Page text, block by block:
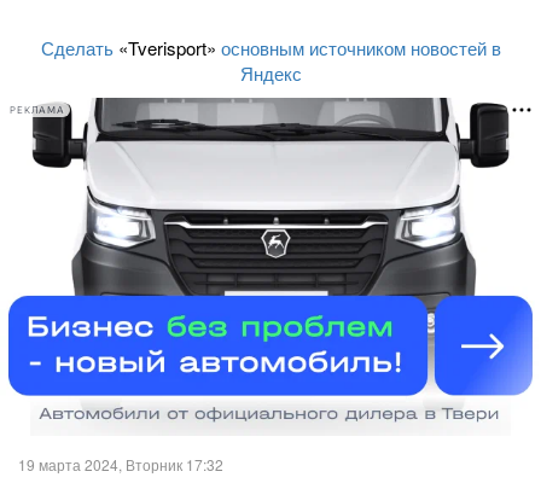
Сделать «Tverisport» основным источником новостей в
Яндекс
РЕКЛАМА
19 марта 2024, Вторник 17:32